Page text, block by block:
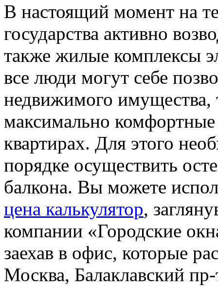
В настоящий момент на
государства активно
также жилые комплексы
все люди могут себе
недвижимого имущества,
максимально комфортные
квартирах. Для этого
порядке осуществить
балкона. Вы можете
цена калькулятор,
компании «Городские
заехав в офис, которые
Москва, Балаклавский